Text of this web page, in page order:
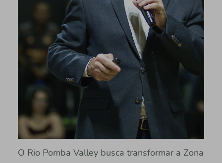
O Rio Pomba Valley busca transformar a Zona